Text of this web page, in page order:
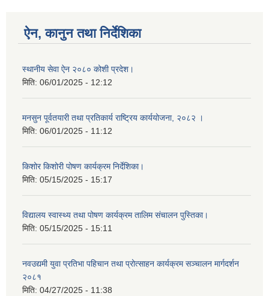
ऐन, कानुन तथा निर्देशिका
स्थानीय सेवा ऐन २०८० कोशी प्रदेश।
मिति: 06/01/2025 - 12:12
मनसुन पूर्वतयारी तथा प्रतिकार्य राष्ट्रिय कार्ययोजना, २०८२ ।
मिति: 06/01/2025 - 11:12
किशोर किशोरी पोषण कार्यक्रम निर्देशिका।
मिति: 05/15/2025 - 15:17
विद्यालय स्वास्थ्य तथा पोषण कार्यक्रम तालिम संचालन पुस्तिका।
मिति: 05/15/2025 - 15:11
नवउद्यमी युवा प्रतिभा पहिचान तथा प्रोत्साहन कार्यक्रम सञ्चालन मार्गदर्शन
२०८१
मिति: 04/27/2025 - 11:38